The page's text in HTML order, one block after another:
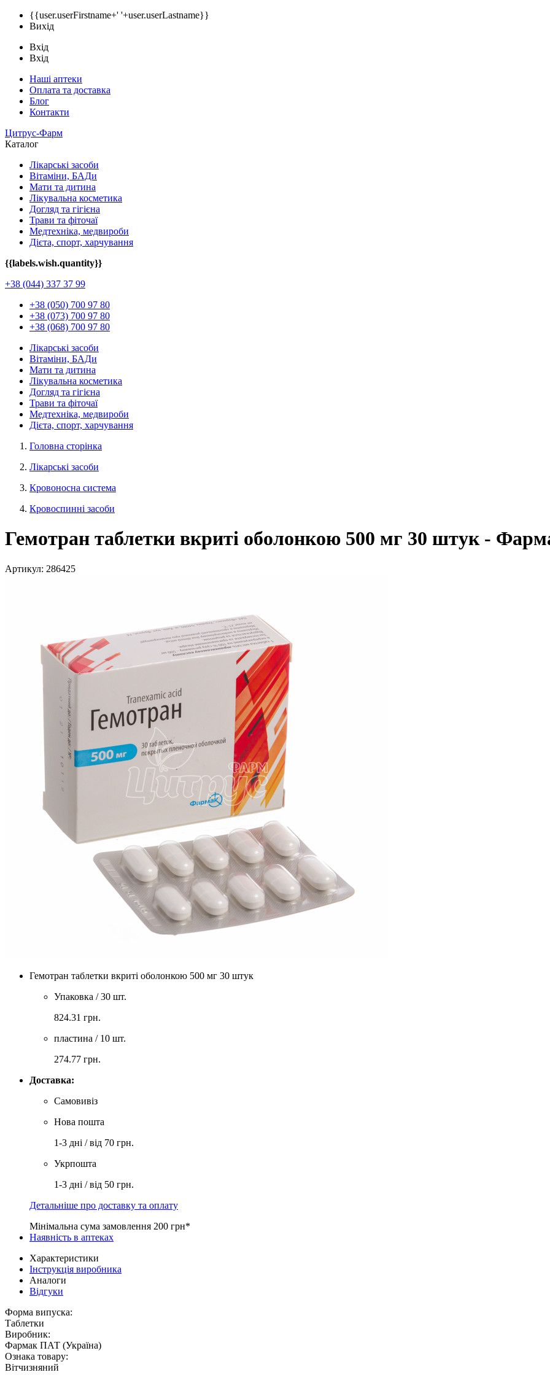
{{user.userFirstname+' '+user.userLastname}}
Вихід
Вхід
Вхід
Наші аптеки
Оплата та доставка
Блог
Контакти
Цитрус-Фарм
Каталог
Лікарські засоби
Вітаміни, БАДи
Мати та дитина
Лікувальна косметика
Догляд та гігієна
Трави та фіточаї
Медтехніка, медвироби
Дієта, спорт, харчування
{{labels.wish.quantity}}
+38 (044) 337 37 99
+38 (050) 700 97 80
+38 (073) 700 97 80
+38 (068) 700 97 80
Лікарські засоби
Вітаміни, БАДи
Мати та дитина
Лікувальна косметика
Догляд та гігієна
Трави та фіточаї
Медтехніка, медвироби
Дієта, спорт, харчування
Головна сторінка
Лікарські засоби
Кровоносна система
Кровоспинні засоби
Гемотран таблетки вкриті оболонкою 500 мг 30 штук -
Артикул: 286425
Гемотран таблетки вкриті оболонкою 500 мг 30 штук
Упаковка / 30 шт.
824.31 грн.
пластина / 10 шт.
274.77 грн.
Доставка:
Самовивіз
Нова пошта
1-3 дні / від 70 грн.
Укрпошта
1-3 дні / від 50 грн.
Детальніше про доставку та оплату
Мінімальна сума замовлення 200 грн*
Наявність в аптеках
Характеристики
Інструкція виробника
Аналоги
Відгуки
Форма випуска:
Таблетки
Виробник:
Фармак ПАТ (Україна)
Ознака товару:
Вітчизняний